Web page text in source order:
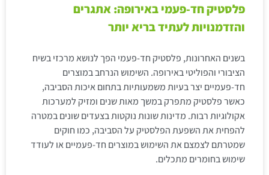
פלסטיק חד-פעמי באירופה: אתגרים
והזדמנויות לעתיד בריא יותר
בשנים האחרונות, פלסטיק חד-פעמי הפך לנושא מרכזי בשיח
הציבורי והפוליטי באירופה. השימוש הנרחב במוצרים
חד-פעמיים יצר בעיות משמעותיות בתחום איכות הסביבה,
כאשר פלסטיק מתפרק במשך מאות שנים ומזיק למערכות
אקולוגיות רבות. מדינות שונות נוקטות בצעדים שונים במטרה
להפחית את השפעת הפלסטיק על הסביבה, כמו חוקים
שמטרתם לצמצם את השימוש במוצרים חד-פעמיים או לעודד
שימוש בחומרים מתכלים.